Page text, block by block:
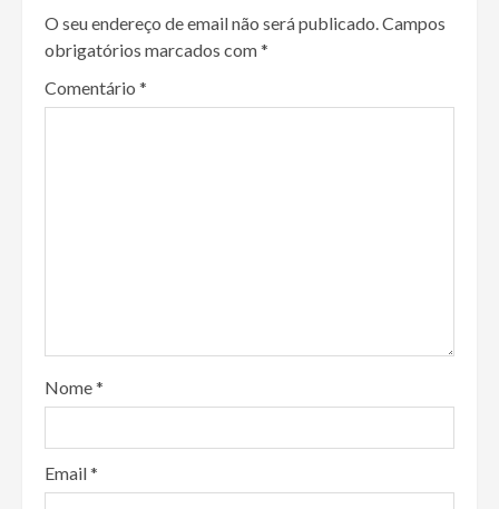
O seu endereço de email não será publicado.Campos
obrigatórios marcados com*
Comentário *
Nome*
Email*